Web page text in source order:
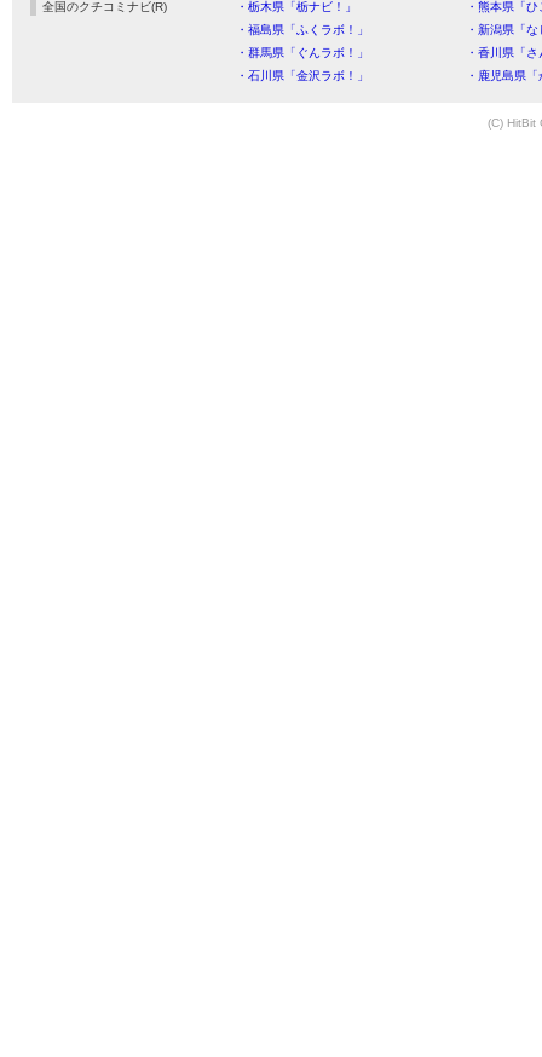
全国のクチコミナビ(R) ・栃木県「栃ナビ！」
・熊本県「
・福島県「ふくラボ！」
・新潟県「
・群馬県「ぐんラボ！」
・香川県「
・石川県「金沢ラボ！」
・鹿児島県
(C) HitBit